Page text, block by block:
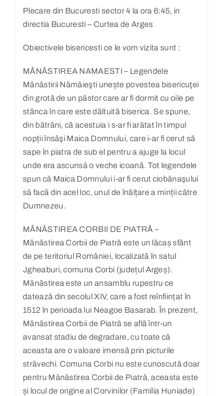
Plecare din Bucuresti sector 4 la ora 6:45, in
directia Bucuresti – Curtea de Arges
Obiectivele bisericesti ce le vom vizita sunt :
MÂNĂSTIREA NAMAESTI – Legendele
Mănăstirii Nămăieşti unește povestea bisericuţei
din grotă de un păstor care ar fi dormit cu oile pe
stânca în care este dăltuită biserica. Se spune,
din bătrâni, că acestuia i s-ar fi arătat în timpul
nopții însăşi Maica Domnului, care i-ar fi cerut să
sape în piatra de sub el pentru a ajuge la locul
unde era ascunsă o veche icoană. Tot legendele
spun că Maica Domnului i-ar fi cerut ciobănaşului
să facă din acel loc, unul de înălțare a minții către
Dumnezeu.
MÂNĂSTIREA CORBII DE PIATRĂ –
Mânăstirea Corbii de Piatră este un lăcaș sfânt
de pe teritoriul României, localizată în satul
Jgheaburi, comuna Corbi (județul Argeș).
Mănăstirea este un ansamblu rupestru ce
datează din secolul XIV, care a fost reînființat în
1512 în perioada lui Neagoe Basarab. În prezent,
Mănăstirea Corbii de Piatră se află într-un
avansat stadiu de degradare, cu toate că
aceasta are o valoare imensă prin picturile
străvechi. Comuna Corbi nu este cunoscută doar
pentru Mănăstirea Corbii de Piatră, aceasta este
și locul de origine al Corvinilor (Familia Huniade)